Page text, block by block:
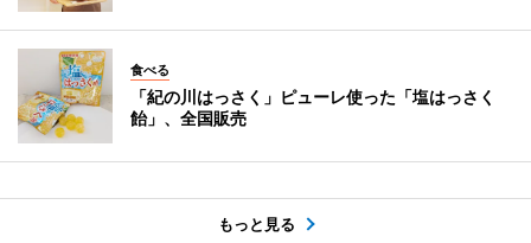
食べる
「紀の川はっさく」ピューレ使った「塩はっさく
飴」、全国販売
もっと見る